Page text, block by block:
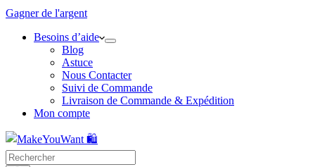
Gagner de l'argent
Besoins d’aide
Blog
Astuce
Nous Contacter
Suivi de Commande
Livraison de Commande & Expédition
Mon compte